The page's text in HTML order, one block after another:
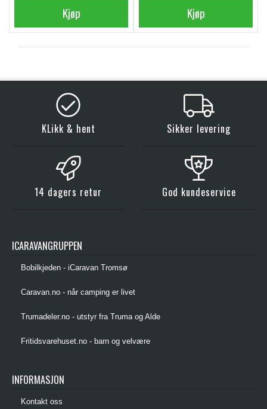
Kjøp Kjøp
KLikk & hent Sikker levering
14 dagers retur God kundeservice
ICARAVANGRUPPEN
Bobilkjeden - iCaravan Tromsø
Caravan.no - når camping er livet
Trumadeler.no - utstyr fra Truma og Alde
Fritidsvarehuset.no - barn og velvære
INFORMASJON
Kontakt oss